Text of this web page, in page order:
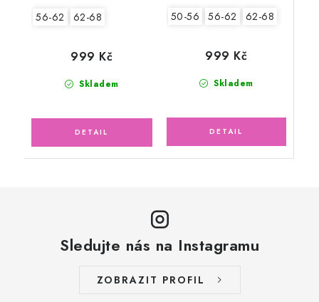
56-62 62-68
Skladem
999 Kč
50-56 56-62 62-68
Skladem
999 Kč
Sledujte nás na Instagramu
ZOBRAZIT PROFIL